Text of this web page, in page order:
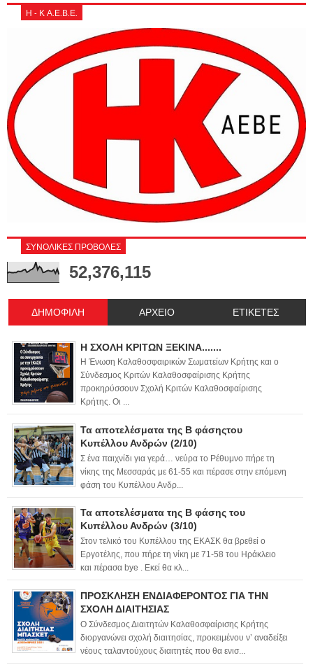
Η - Κ Α.Ε.Β.Ε.
ΣΥΝΟΛΙΚΕΣ ΠΡΟΒΟΛΕΣ
52,376,115
ΔΗΜΟΦΙΛΗ ΑΡΧΕΙΟ ΕΤΙΚΕΤΕΣ
Η ΣΧΟΛΗ ΚΡΙΤΩΝ ΞΕΚΙΝΑ.......
Η Ένωση Καλαθοσφαιρικών Σωματείων Κρήτης και ο
Σύνδεσμος Κριτών Καλαθοσφαίρισης Κρήτης
προκηρύσσουν Σχολή Κριτών Καλαθοσφαίρισης
Κρήτης. Οι ...
Τα αποτελέσματα της Β φάσηςτου
Κυπέλλου Ανδρών (2/10)
Σ ένα παιχνίδι για γερά… νεύρα το Ρέθυμνο πήρε τη
νίκης της Μεσσαράς με 61-55 και πέρασε στην επόμενη
φάση του Κυπέλλου Ανδρ...
Τα αποτελέσματα της Β φάσης του
Κυπέλλου Ανδρών (3/10)
Στον τελικό του Κυπέλλου της ΕΚΑΣΚ θα βρεθεί ο
Εργοτέλης, που πήρε τη νίκη με 71-58 του Ηράκλειο
και πέρασα bye . Εκεί θα κλ...
ΠΡΟΣΚΛΗΣΗ ΕΝΔΙΑΦΕΡΟΝΤΟΣ ΓΙΑ ΤΗΝ
ΣΧΟΛΗ ΔΙΑΙΤΗΣΙΑΣ
Ο Σύνδεσμος Διαιτητών Καλαθοσφαίρισης Κρήτης
διοργανώνει σχολή διαιτησίας, προκειμένου ν’ αναδείξει
νέους ταλαντούχους διαιτητές που θα ενισ...